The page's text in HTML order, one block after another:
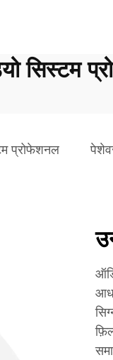
सिस्टम
प्रोफेशनल